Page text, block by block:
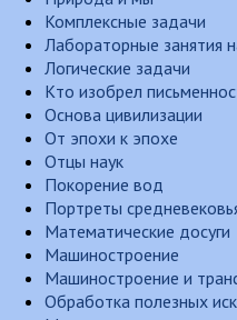
Комплексные задачи
Лабораторные занятия
Логические задачи
Кто изобрел
Основа цивилизации
От эпохи к эпохе
Отцы наук
Покорение вод
Портреты
Математические досуги
Машиностроение
Машиностроение и
Обработка полезных